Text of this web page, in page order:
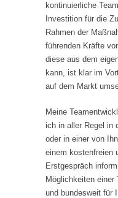
kontinuierliche
Investition für die
Rahmen der
führenden Kräfte
diese aus dem
kann, ist klar im
auf dem Markt
Meine
ich in aller Regel in
oder in einer von
einem kostenfreien
Erstgespräch
Möglichkeiten einer
und bundesweit für